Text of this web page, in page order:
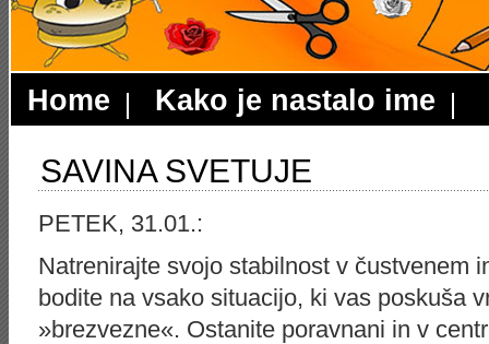
Home Kako je nastalo ime
SAVINA SVETUJE
PETEK, 31.01.:
Natrenirajte svojo stabilnost v čustvenem
bodite na vsako situacijo, ki vas poskuša
»brezvezne«. Ostanite poravnani in v